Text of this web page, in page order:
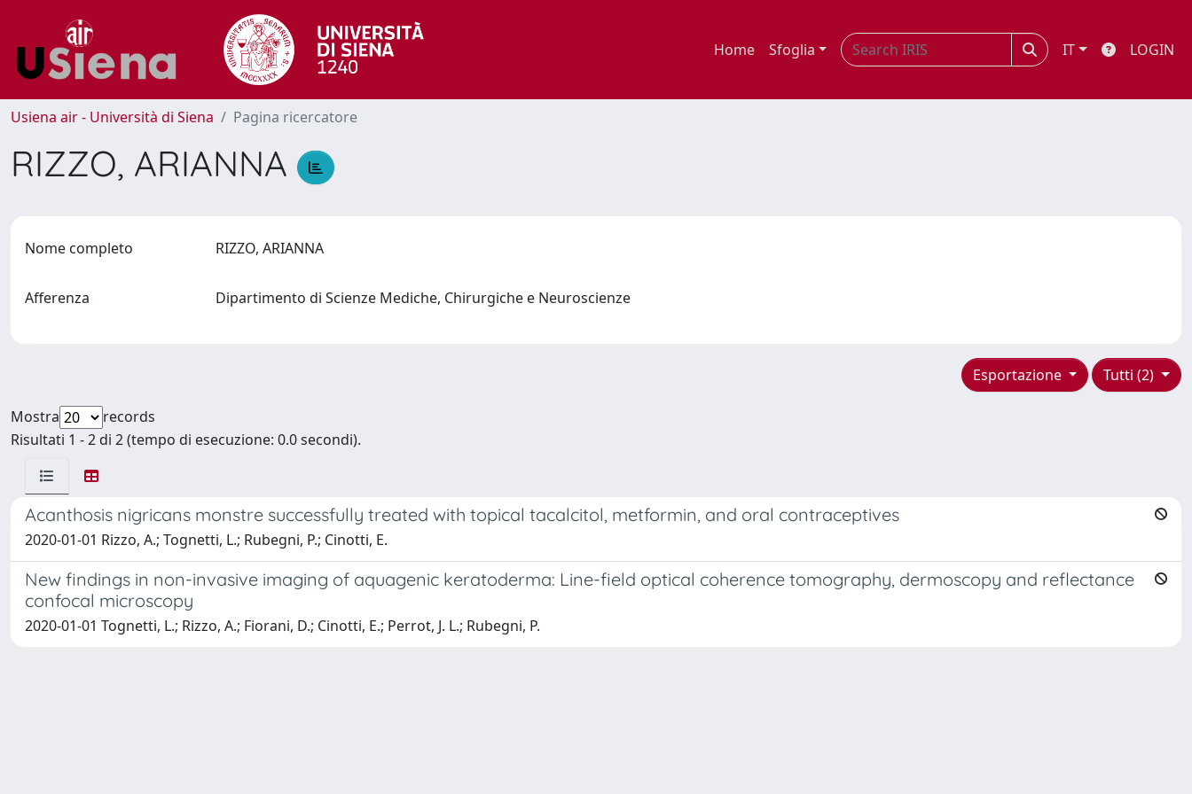
Home Sfoglia IT LOGIN
Usiena air - Università di Siena Pagina ricercatore
RIZZO, ARIANNA
Nome completo RIZZO, ARIANNA
Afferenza Dipartimento di Scienze Mediche, Chirurgiche e Neuroscienze
Tutti (2)
Esportazione
Mostra
records
Risultati 1 - 2 di 2 (tempo di esecuzione: 0.0 secondi).
Acanthosis nigricans monstre successfully treated with topical tacalcitol, metformin, and oral contraceptives
2020-01-01 Rizzo, A.; Tognetti, L.; Rubegni, P.; Cinotti, E.
New findings in non-invasive imaging of aquagenic keratoderma: Line-field optical coherence tomography, dermoscopy and reflectance
confocal microscopy
2020-01-01 Tognetti, L.; Rizzo, A.; Fiorani, D.; Cinotti, E.; Perrot, J. L.; Rubegni, P.